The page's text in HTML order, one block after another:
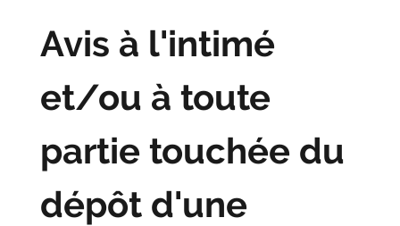
Avis à l'intimé
et/ou à toute
partie touchée du
dépôt d'une